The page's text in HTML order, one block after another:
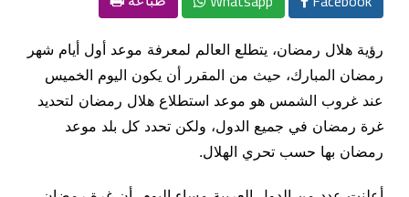
رؤية هلال رمضان، يتطلع العالم لمعرفة موعد أول أيام شهر
رمضان المبارك، حيث من المقرر أن يكون اليوم الخميس
عند غروب الشمس هو موعد استطلاع هلال رمضان لتحديد
غرة رمضان في جميع الدول، ولكن تحدد كل بلد موعد
رمضان بها حسب تحري الهلال.